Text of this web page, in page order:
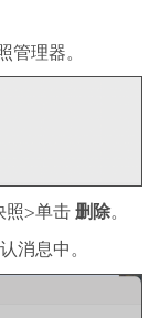
管理器。
照>单击 删除。
消息中。